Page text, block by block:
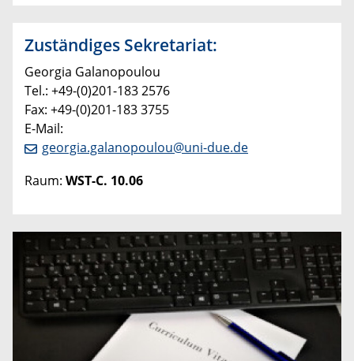
Zuständiges Sekretariat:
Georgia Galanopoulou
Tel.: +49-(0)201-183 2576
Fax: +49-(0)201-183 3755
E-Mail:
georgia.galanopoulou@uni-due.de
Raum: WST-C. 10.06